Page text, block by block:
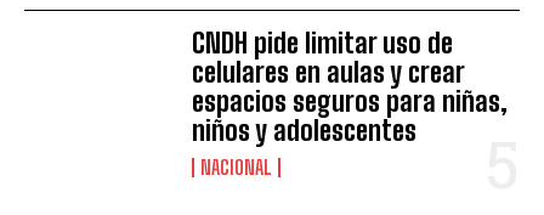
CNDH pide limitar uso de
celulares en aulas y crear
espacios seguros para niñas,
niños y adolescentes
NACIONAL